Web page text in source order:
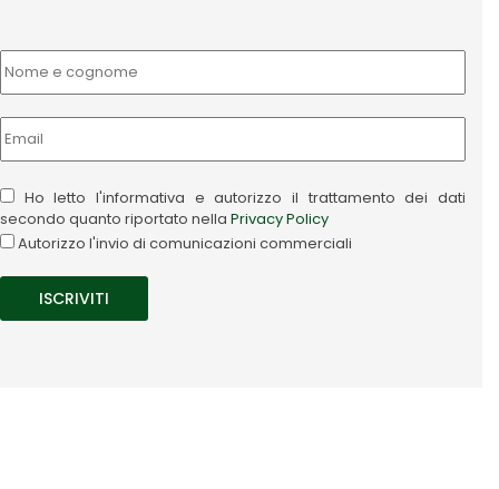
Ho letto l'informativa e autorizzo il trattamento dei dati
secondo quanto riportato nella Privacy Policy
Autorizzo l'invio di comunicazioni commerciali